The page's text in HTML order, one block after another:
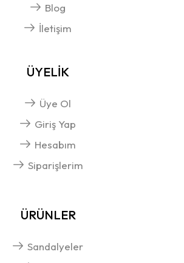
Blog
İletişim
ÜYELİK
Üye Ol
Giriş Yap
Hesabım
Siparişlerim
ÜRÜNLER
Sandalyeler